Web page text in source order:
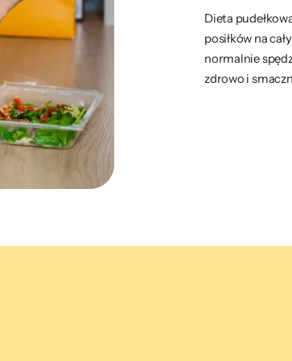
Dieta
posiłków na
normalnie
zdrowo i